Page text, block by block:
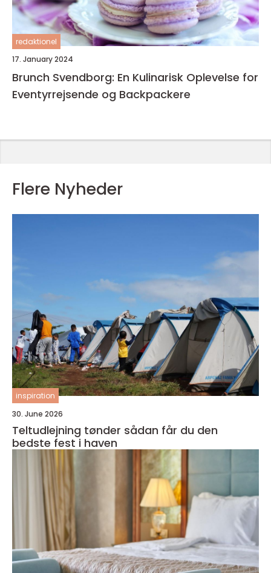
redaktionel
17. January 2024
Brunch Svendborg: En Kulinarisk Oplevelse for
Eventyrrejsende og Backpackere
Flere Nyheder
inspiration
30. June 2026
Teltudlejning tønder sådan får du den
bedste fest i haven